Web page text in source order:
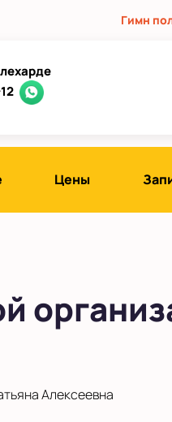
Гимн
Цены
Алексеевна